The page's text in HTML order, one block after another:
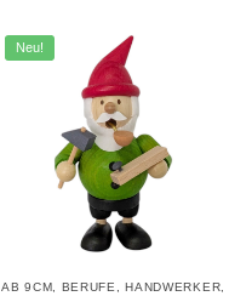
Neu!
AB 9CM BERUFE ,HANDWERKER